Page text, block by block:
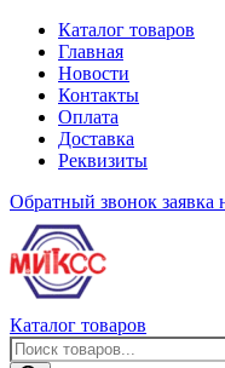
Каталог товаров
Главная
Новости
Контакты
Оплата
Доставка
Реквизиты
Обратный звонок заявка
Каталог товаров
Поиск